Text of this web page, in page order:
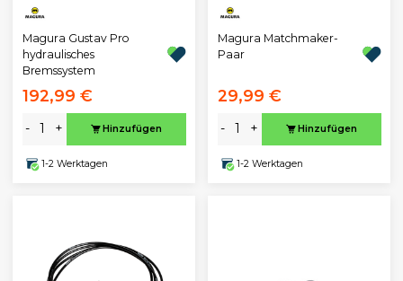
Magura Gustav Pro
hydraulisches
Bremssystem
192,99 €
- + Hinzufügen
1-2 Werktagen
Magura Matchmaker-
Paar
29,99 €
- + Hinzufügen
1-2 Werktagen